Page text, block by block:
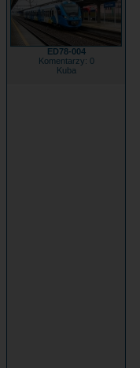
ED78-004
Komentarzy: 0
Kuba